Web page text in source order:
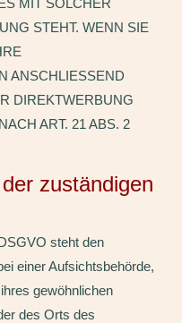
MIT SOLCHER
STEHT. WENN SIE
ANSCHLIESSEND
DIREKTWERBUNG
ART. 21 ABS. 2
zuständigen
steht den
einer Aufsichtsbehörde,
gewöhnlichen
des Orts des